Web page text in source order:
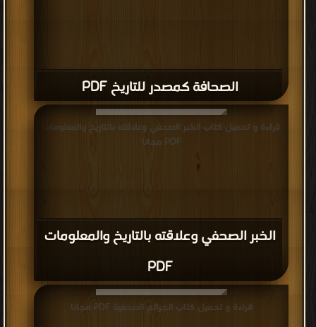
الصحافة كمصدر للتاريخ PDF
الخبر الصحفي وعلاقته بالتاريخ والمعلومات
PDF
قراءة و تحميل كتاب الخبر الصحفي وعلاقته بالتاريخ والمعلومات
PDF مجانا
قراءة و تحميل كتاب الجرائم الصحفية PDF مجانا